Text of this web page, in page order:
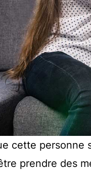
cette personne
prendre des